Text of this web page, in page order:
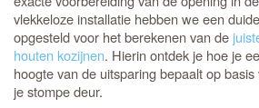
vlekkeloze installatie hebben we een
opgesteld voor het berekenen van de
houten kozijnen. Hierin ontdek je hoe je
hoogte van de uitsparing bepaalt op
je stompe deur.